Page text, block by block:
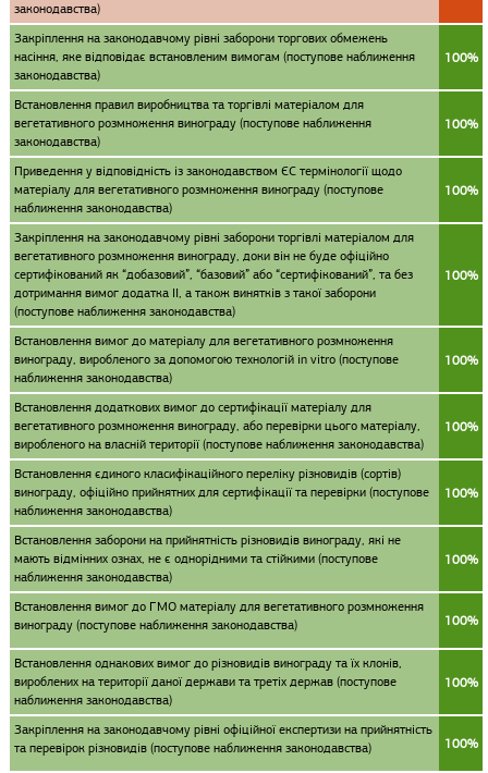
законодавства)
Закріплення на законодавчому рівні заборони торгових обмежень
насіння, яке відповідає встановленим вимогам (поступове наближення
законодавства)
100%
Встановлення правил виробництва та торгівлі матеріалом для
вегетативного розмноження винограду (поступове наближення
законодавства)
100%
Приведення у відповідність із законодавством ЄС термінології щодо
матеріалу для вегетативного розмноження винограду (поступове
наближення законодавства)
100%
Закріплення на законодавчому рівні заборони торгівлі матеріалом для
вегетативного розмноження винограду, доки він не буде офіційно
сертифікований як “добазовий”, “базовий” або “сертифікований”, та без
дотримання вимог додатка II, а також винятків з такої заборони
(поступове наближення законодавства)
100%
Встановлення вимог до матеріалу для вегетативного розмноження
винограду, виробленого за допомогою технологій in vitro (поступове
наближення законодавства)
100%
Встановлення додаткових вимог до сертифікації матеріалу для
вегетативного розмноження винограду, або перевірки цього матеріалу,
виробленого на власній території (поступове наближення законодавства)
100%
Встановлення єдиного класифікаційного переліку різновидів (сортів)
винограду, офіційно прийнятних для сертифікації та перевірки (поступове
наближення законодавства)
100%
Встановлення заборони на прийнятність різновидів винограду, які не
мають відмінних ознах, не є однорідними та стійкими (поступове
наближення законодавства)
100%
Встановлення вимог до ГМО матеріалу для вегетативного розмноження
винограду (поступове наближення законодавства)
100%
Встановлення однакових вимог до різновидів винограду та їх клонів,
вироблених на території даної держави та третіх держав (поступове
наближення законодавства)
100%
Закріплення на законодавчому рівні офіційної експертизи на прийнятність
та перевірок різновидів (поступове наближення законодавства)
100%